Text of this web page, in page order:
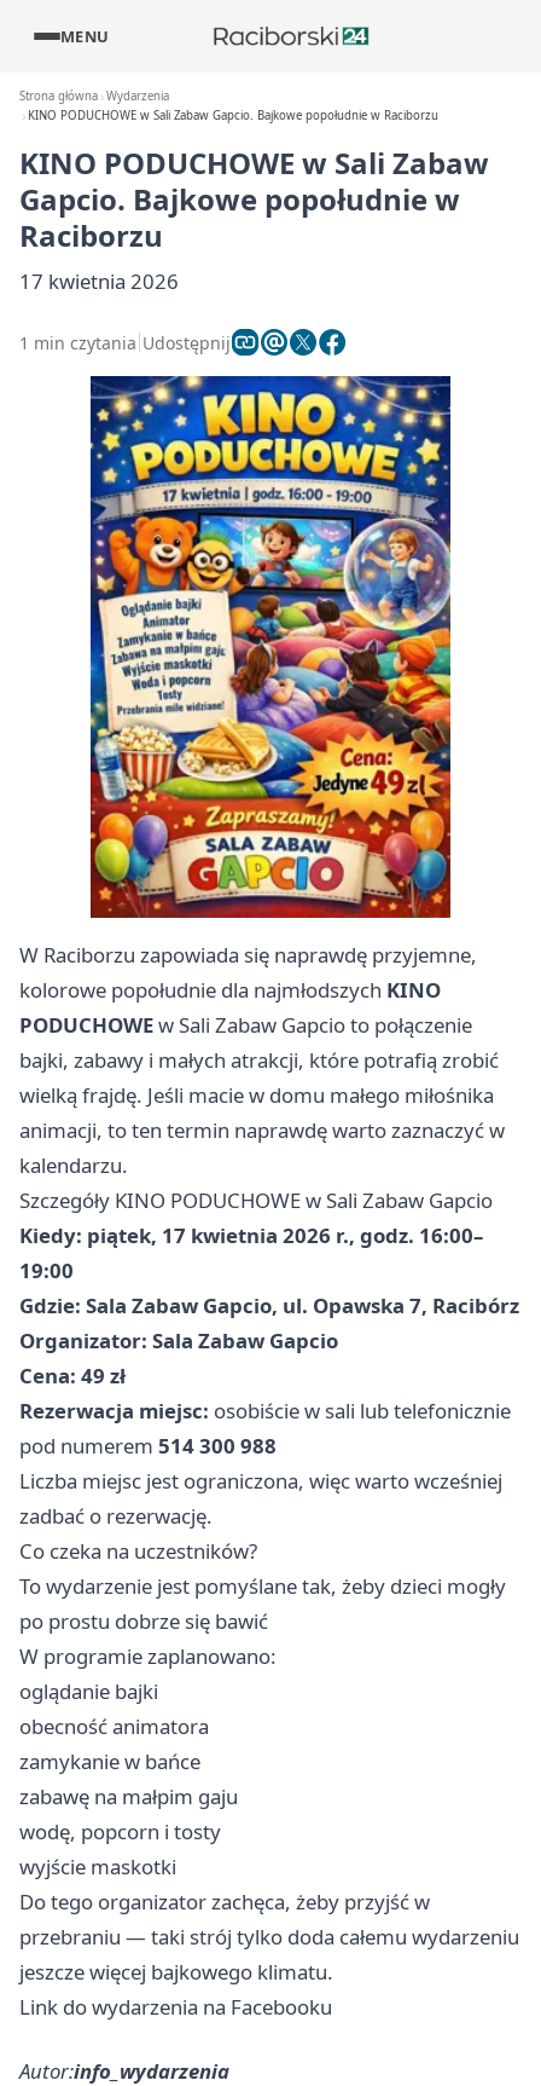
MENU
Strona główna Wydarzenia
KINO PODUCHOWE w Sali Zabaw Gapcio. Bajkowe popołudnie w Raciborzu
KINO PODUCHOWE w Sali Zabaw
Gapcio. Bajkowe popołudnie w
Raciborzu
17 kwietnia 2026
1 min czytania Udostępnij
W Raciborzu zapowiada się naprawdę przyjemne,
kolorowe popołudnie dla najmłodszych KINO
PODUCHOWEw Sali Zabaw Gapcio to połączenie
bajki, zabawy i małych atrakcji, które potrafią zrobić
wielką frajdę. Jeśli macie w domu małego miłośnika
animacji, to ten termin naprawdę warto zaznaczyć w
kalendarzu.
Szczegóły KINO PODUCHOWE w Sali Zabaw Gapcio
Kiedy: piątek, 17 kwietnia 2026 r., godz. 16:00–
19:00
Gdzie: Sala Zabaw Gapcio, ul. Opawska 7, Racibórz
Organizator: Sala Zabaw Gapcio
Cena: 49 zł
Rezerwacja miejsc: osobiście w sali lub telefonicznie
pod numerem 514 300 988
Liczba miejsc jest ograniczona, więc warto wcześniej
zadbać o rezerwację.
Co czeka na uczestników?
To wydarzenie jest pomyślane tak, żeby dzieci mogły
po prostu dobrze się bawić
W programie zaplanowano:
oglądanie bajki
obecność animatora
zamykanie w bańce
zabawę na małpim gaju
wodę, popcorn i tosty
wyjście maskotki
Do tego organizator zachęca, żeby przyjść w
przebraniu — taki strój tylko doda całemu wydarzeniu
jeszcze więcej bajkowego klimatu.
Link do wydarzenia na Facebooku
Autor:info_wydarzenia